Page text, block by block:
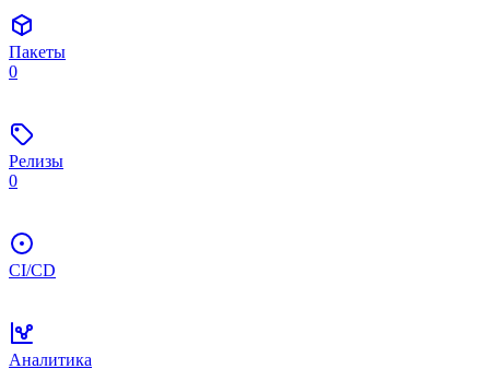
Пакеты
0
Релизы
0
CI/CD
Аналитика